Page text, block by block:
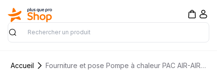
Rechercher
Accueil Fourniture et pose Pompe à chaleur PAC AIR-AIR, Climatisation réversible